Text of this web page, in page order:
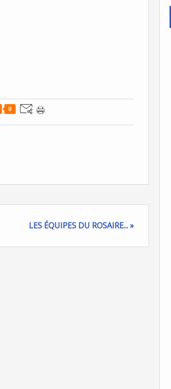
0
LES ÉQUIPES DU ROSAIRE... »